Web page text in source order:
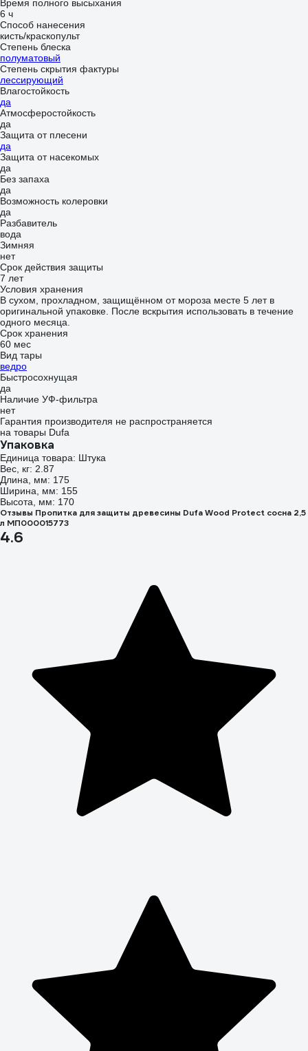
Время полного высыхания
6 ч
Способ нанесения
кисть/краскопульт
Степень блеска
полуматовый
Степень скрытия фактуры
лессирующий
Влагостойкость
да
Атмосферостойкость
да
Защита от плесени
да
Защита от насекомых
да
Без запаха
да
Возможность колеровки
да
Разбавитель
вода
Зимняя
нет
Срок действия защиты
7 лет
Условия хранения
В сухом, прохладном, защищённом от мороза месте 5 лет в
оригинальной упаковке. После вскрытия использовать в течение
одного месяца.
Срок хранения
60 мес
Вид тары
ведро
Быстросохнущая
да
Наличие УФ-фильтра
нет
Гарантия производителя не распространяется
на товары Dufa
Упаковка
Единица товара: Штука
Вес, кг: 2.87
Длина, мм: 175
Ширина, мм: 155
Высота, мм: 170
Отзывы Пропитка для защиты древесины Dufa Wood Protect сосна 2,5
л МП000015773
4.6